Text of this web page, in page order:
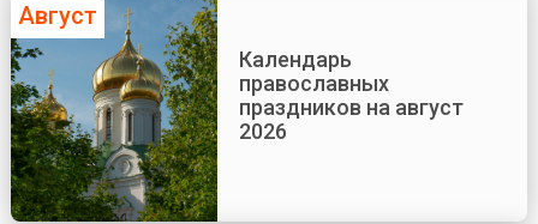
Август
Календарь
православных
праздников на август
2026